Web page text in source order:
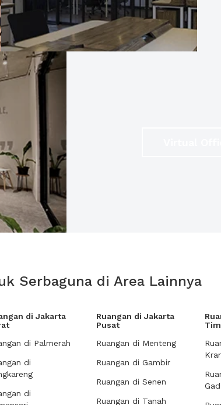
Serbaguna di Area Lainnya
di Jakarta
di Palmerah
di
di
Ruangan di Jakarta
Pusat
Ruangan di Menteng
Ruangan di Gambir
Ruangan di Senen
Ruangan di Tanah